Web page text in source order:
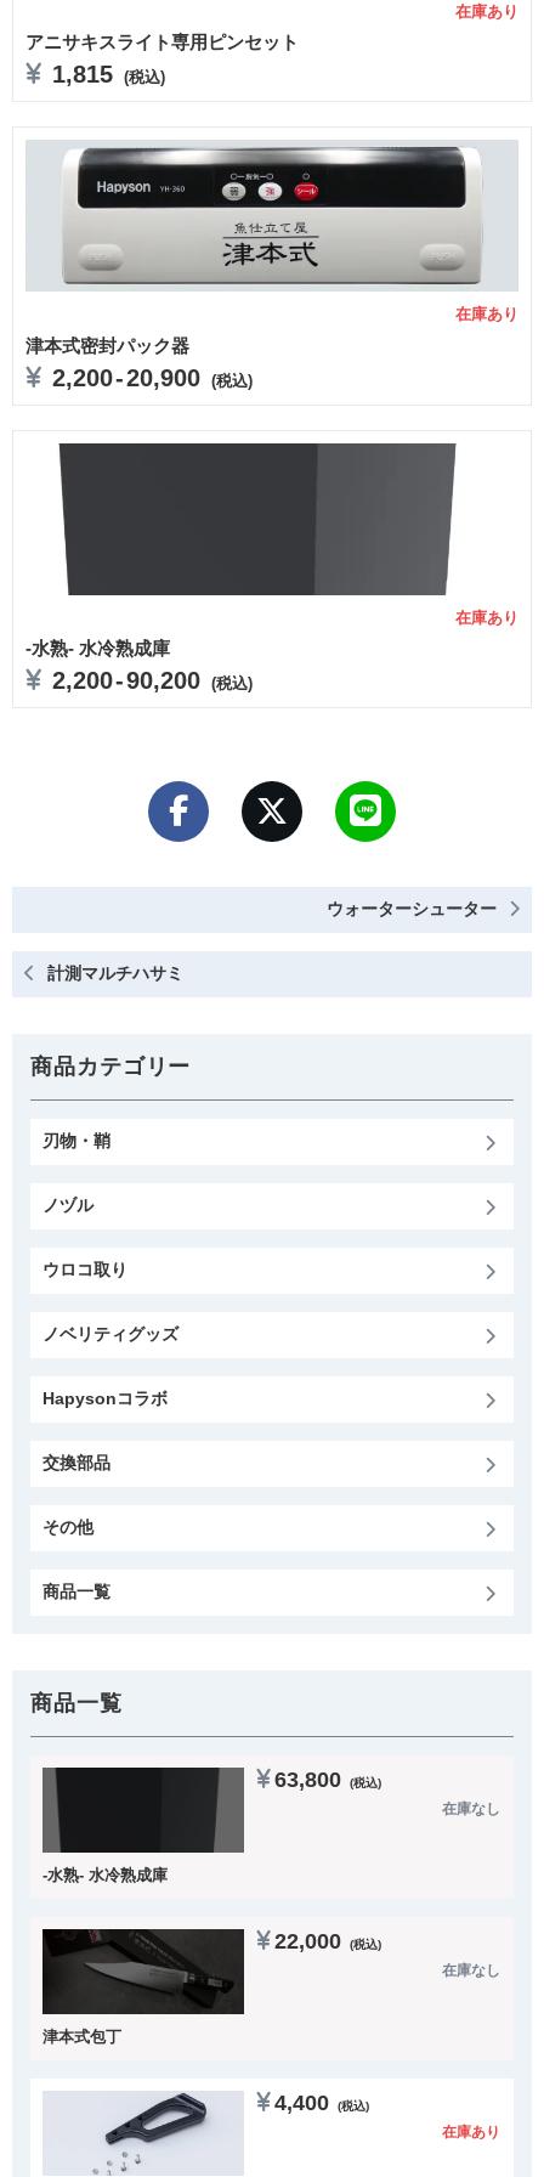
在庫あり
アニサキスライト専用ピンセット
1,815 (税込)
在庫あり
津本式密封パック器
2,200-20,900 (税込)
在庫あり
-水熟- 水冷熟成庫
2,200-90,200 (税込)
ウォーターシューター
計測マルチハサミ
商品カテゴリー
刃物・鞘
ノヅル
ウロコ取り
ノベリティグッズ
Hapysonコラボ
交換部品
その他
商品一覧
商品一覧
63,800 (税込)
在庫なし
-水熟- 水冷熟成庫
22,000 (税込)
在庫なし
津本式包丁
4,400 (税込)
在庫あり